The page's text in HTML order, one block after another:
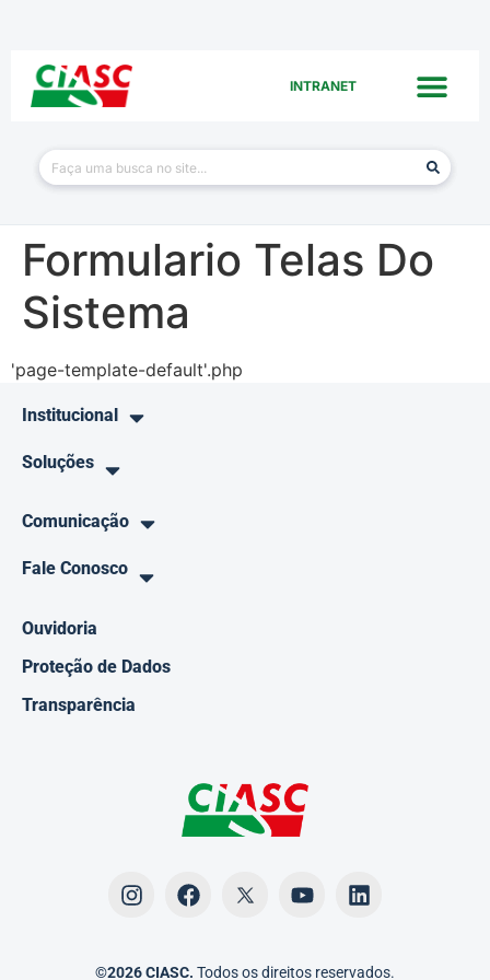
INTRANET
Formulario Telas Do
Sistema
'page-template-default'.php
Institucional
Soluções
Comunicação
Fale Conosco
Ouvidoria
Proteção de Dados
Transparência
©2026 CIASC. Todos os direitos reservados.